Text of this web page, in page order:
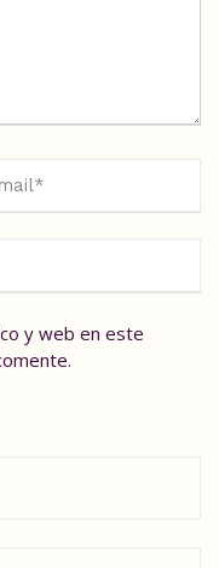
y web en este